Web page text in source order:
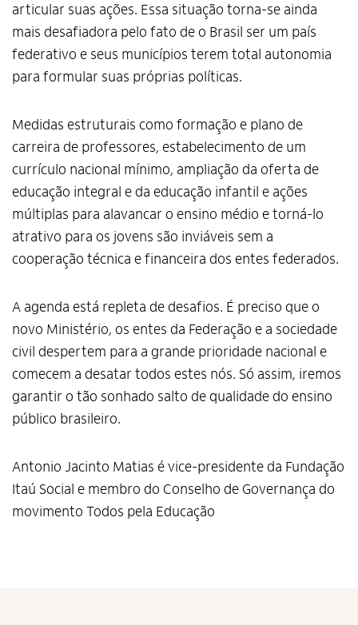
Alto Contraste
Termos de Uso e Política de
Privacidade
articular suas ações. Essa situação torna-se ainda
mais desafiadora pelo fato de o Brasil ser um país
federativo e seus municípios terem total autonomia
para formular suas próprias políticas.
Medidas estruturais como formação e plano de
carreira de professores, estabelecimento de um
currículo nacional mínimo, ampliação da oferta de
educação integral e da educação infantil e ações
múltiplas para alavancar o ensino médio e torná-lo
atrativo para os jovens são inviáveis sem a
cooperação técnica e financeira dos entes federados.
A agenda está repleta de desafios. É preciso que o
novo Ministério, os entes da Federação e a sociedade
civil despertem para a grande prioridade nacional e
comecem a desatar todos estes nós. Só assim, iremos
garantir o tão sonhado salto de qualidade do ensino
público brasileiro.
Antonio Jacinto Matias é vice-presidente da Fundação
Itaú Social e membro do Conselho de Governança do
movimento Todos pela Educação